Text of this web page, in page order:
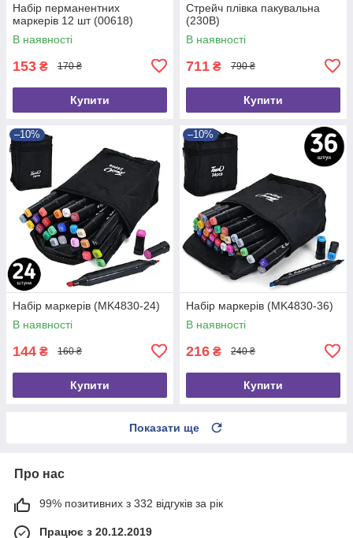
Набір перманентних
маркерів 12 шт (00618)
В наявності
153 ₴ 170 ₴
Купити
Стрейч плівка пакувальна
(230B)
В наявності
711 ₴ 790 ₴
Купити
–10%
Набір маркерів (MK4830-24)
В наявності
144 ₴ 160 ₴
Купити
–10%
Набір маркерів (MK4830-36)
В наявності
216 ₴ 240 ₴
Купити
Показати ще
Про нас
99% позитивних з 332 відгуків за рік
Працює з 20.12.2019